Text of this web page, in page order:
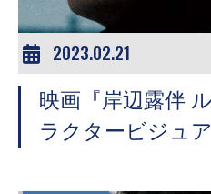
2023.02.21
映画『岸辺露伴
ラクタービジュ